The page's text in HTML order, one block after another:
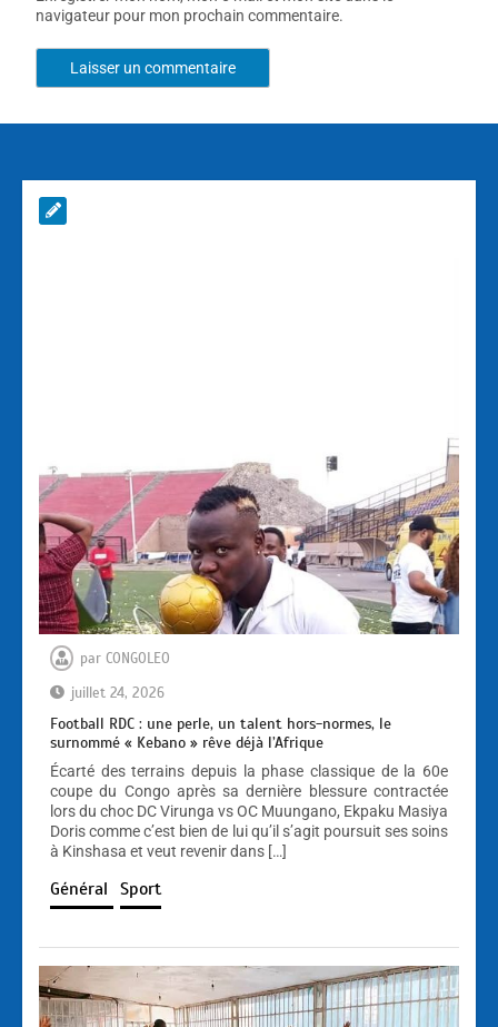
navigateur pour mon prochain commentaire.
par CONGOLEO
juillet 24, 2026
Football RDC : une perle, un talent hors-normes, le
surnommé « Kebano » rêve déjà l’Afrique
Écarté des terrains depuis la phase classique de la 60e
coupe du Congo après sa dernière blessure contractée
lors du choc DC Virunga vs OC Muungano, Ekpaku Masiya
Doris comme c’est bien de lui qu’il s’agit poursuit ses soins
à Kinshasa et veut revenir dans […]
Général Sport